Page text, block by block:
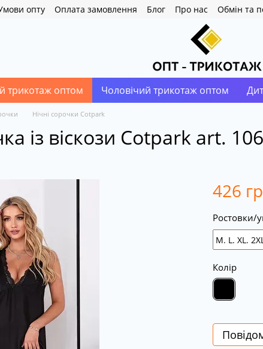
опту Оплата замовлення Блог Про нас Обмін та
трикотаж оптом Чоловічий трикотаж оптом
Нічні сорочки Cotpark
із віскози Сotpark art.
426
Ростовки/
Колір